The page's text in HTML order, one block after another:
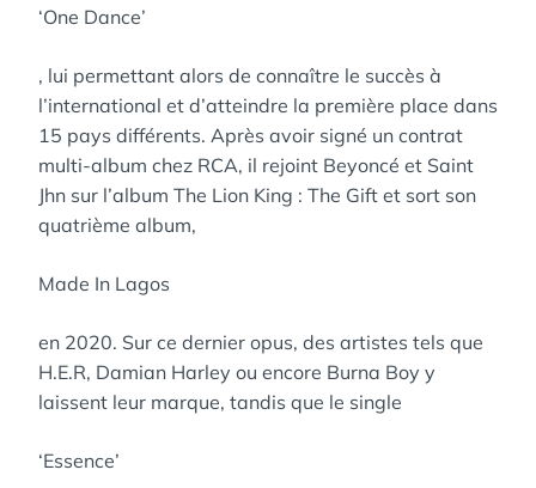
‘One Dance’
, lui permettant alors de connaître le succès à
l’international et d’atteindre la première place dans
15 pays différents. Après avoir signé un contrat
multi-album chez RCA, il rejoint Beyoncé et Saint
Jhn sur l’album The Lion King : The Gift et sort son
quatrième album,
Made In Lagos
en 2020. Sur ce dernier opus, des artistes tels que
H.E.R, Damian Harley ou encore Burna Boy y
laissent leur marque, tandis que le single
‘Essence’